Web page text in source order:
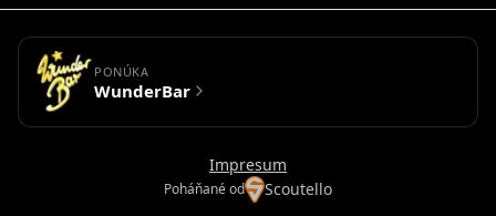
PONÚKA
WunderBar
Impresum
Poháňané od Scoutello